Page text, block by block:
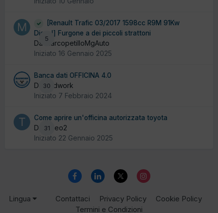
5
[Renault Trafic 03/2017 1598cc R9M 91Kw
Diesel] Furgone a dei piccoli strattoni
Da MarcopetilloMgAuto
Iniziato 16 Gennaio 2025
30
Banca dati OFFICINA 4.0
Da badwork
Iniziato 7 Febbraio 2024
31
Come aprire un'officina autorizzata toyota
Da Tiseo2
Iniziato 22 Gennaio 2025
Lingua Contattaci Privacy Policy
Cookie Policy
Termini e Condizioni